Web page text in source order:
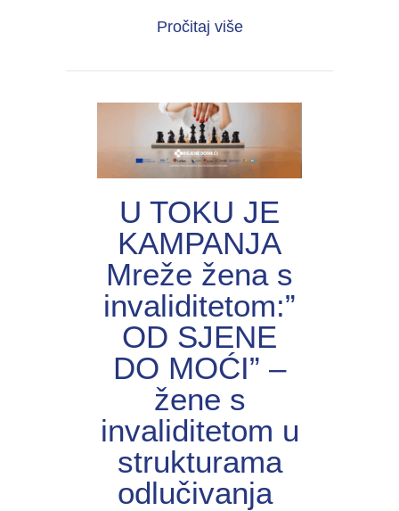
Pročitaj višeabout UNIJА
U TOKU JE
KAMPANJA
Mreže žena s
invaliditetom:”
OD SJENE
DO MOĆI” –
žene s
invaliditetom u
strukturama
odlučivanja